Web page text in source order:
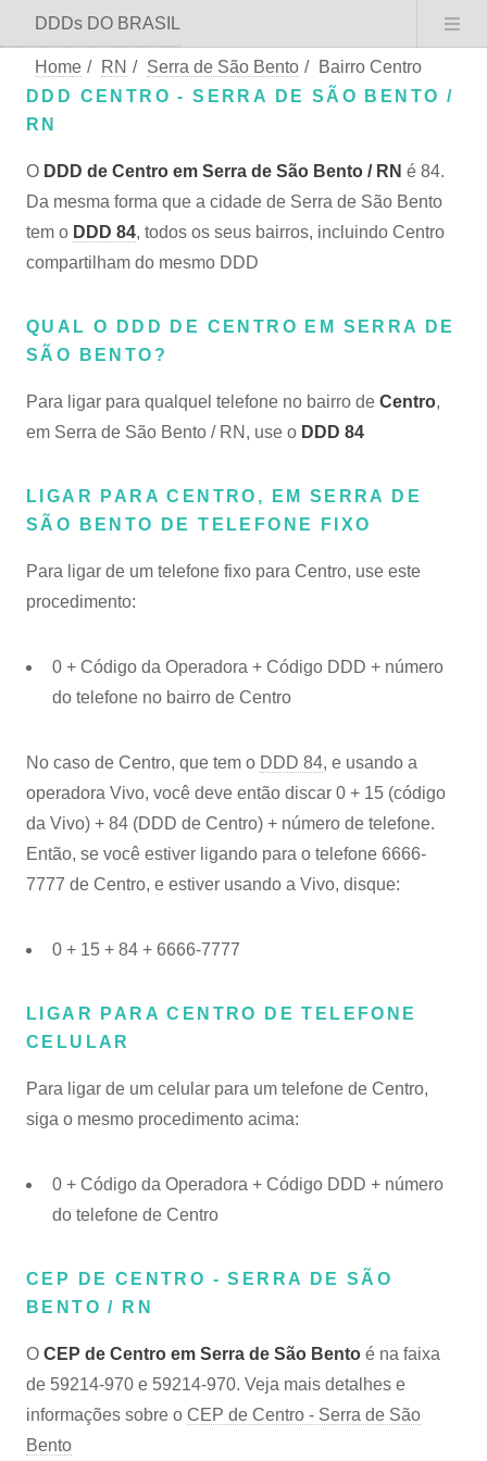
DDDs DO BRASIL
Home / RN / Serra de São Bento /
Bairro Centro
DDD CENTRO - SERRA DE SÃO BENTO /
RN
O DDD de Centro em Serra de São Bento / RN é 84.
Da mesma forma que a cidade de Serra de São Bento
tem o DDD 84, todos os seus bairros, incluindo Centro
compartilham do mesmo DDD
QUAL O DDD DE CENTRO EM SERRA DE
SÃO BENTO?
Para ligar para qualquel telefone no bairro de Centro,
em Serra de São Bento / RN, use o DDD 84
LIGAR PARA CENTRO, EM SERRA DE
SÃO BENTO DE TELEFONE FIXO
Para ligar de um telefone fixo para Centro, use este
procedimento:
0 + Código da Operadora + Código DDD + número
do telefone no bairro de Centro
No caso de Centro, que tem o DDD 84, e usando a
operadora Vivo, você deve então discar 0 + 15 (código
da Vivo) + 84 (DDD de Centro) + número de telefone.
Então, se você estiver ligando para o telefone 6666-
7777 de Centro, e estiver usando a Vivo, disque:
0 + 15 + 84 + 6666-7777
LIGAR PARA CENTRO DE TELEFONE
CELULAR
Para ligar de um celular para um telefone de Centro,
siga o mesmo procedimento acima:
0 + Código da Operadora + Código DDD + número
do telefone de Centro
CEP DE CENTRO - SERRA DE SÃO
BENTO / RN
O CEP de Centro em Serra de São Bento é na faixa
de 59214-970 e 59214-970. Veja mais detalhes e
informações sobre o CEP de Centro - Serra de São
Bento